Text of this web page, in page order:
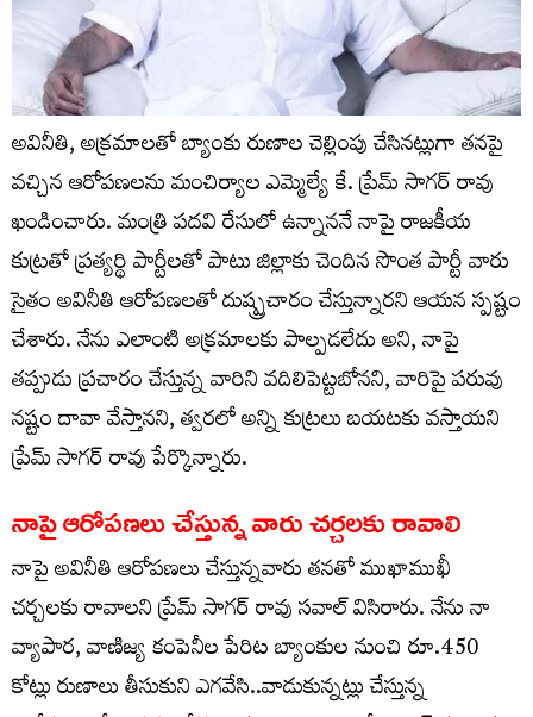
అవినీతి, అక్రమాలతో బ్యాంకు రుణాల చెల్లింపు చేసినట్లుగా తనపై
వచ్చిన ఆరోపణలను మంచిర్యాల ఎమ్మెల్యే కే. ప్రేమ్ సాగర్ రావు
ఖండించారు. మంత్రి పదవి రేసులో ఉన్నాననే నాపై రాజకీయ
కుట్రతో ప్రత్యర్థి పార్టీలతో పాటు జిల్లాకు చెందిన సొంత పార్టీ వారు
సైతం అవినీతి ఆరోపణలతో దుష్ప్రచారం చేస్తున్నారని ఆయన స్పష్టం
చేశారు. నేను ఎలాంటి అక్రమాలకు పాల్పడలేదు అని, నాపై
తప్పుడు ప్రచారం చేస్తున్న వారిని వదిలిపెట్టబోనని, వారిపై పరువు
నష్టం దావా వేస్తానని, త్వరలో అన్ని కుట్రలు బయటకు వస్తాయని
ప్రేమ్ సాగర్ రావు పేర్కొన్నారు.
నాపై ఆరోపణలు చేస్తున్న వారు చర్చలకు రావాలి
నాపై అవినీతి ఆరోపణలు చేస్తున్నవారు తనతో ముఖాముఖీ
చర్చలకు రావాలని ప్రేమ్ సాగర్ రావు సవాల్ విసిరారు. నేను నా
వ్యాపార, వాణిజ్య కంపెనీల పేరిట బ్యాంకుల నుంచి రూ.450
కోట్లు రుణాలు తీసుకుని ఎగవేసి..వాడుకున్నట్లు చేస్తున్న